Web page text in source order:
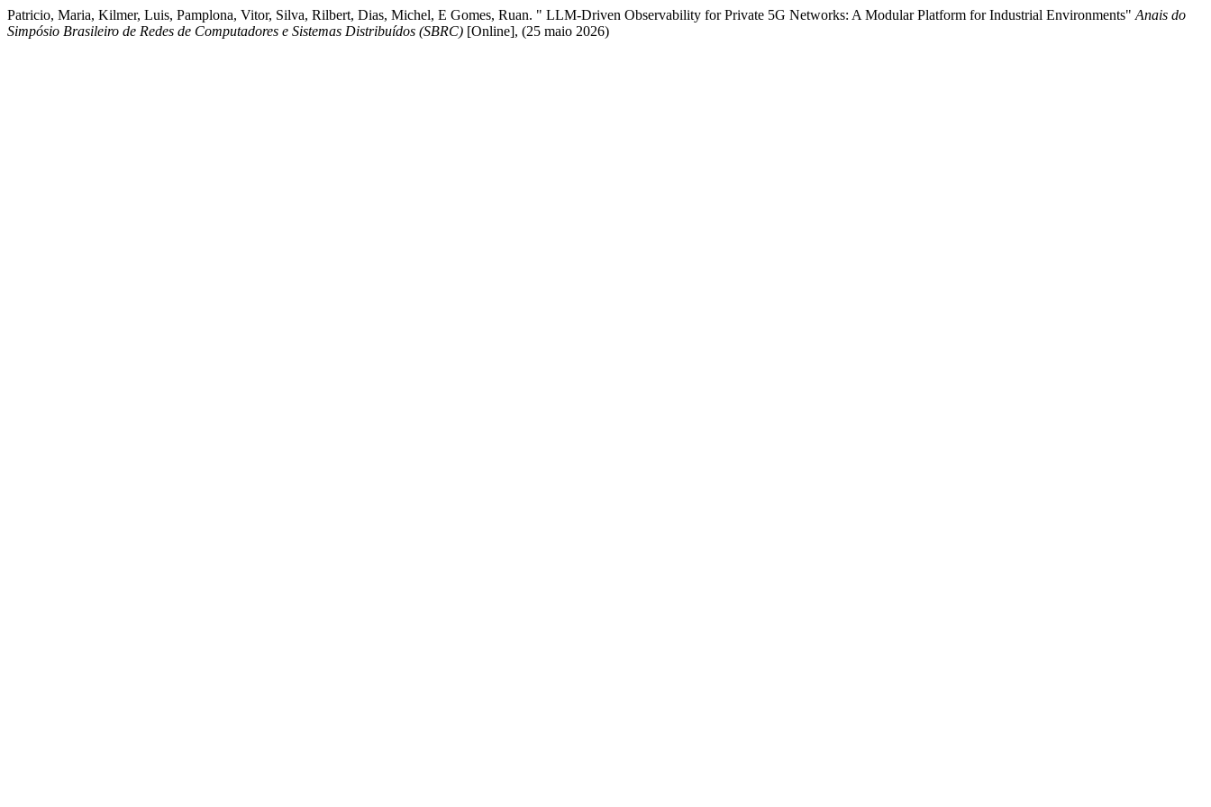
Patricio, Maria, Kilmer, Luis, Pamplona, Vitor, Silva, Rilbert, Dias, Michel, E Gomes, Ruan. " LLM-Driven Observability for Private 5G Networks: A Modular Platform for Industrial Environments" Anais do
Simpósio Brasileiro de Redes de Computadores e Sistemas Distribuídos (SBRC) [Online], (25 maio 2026)